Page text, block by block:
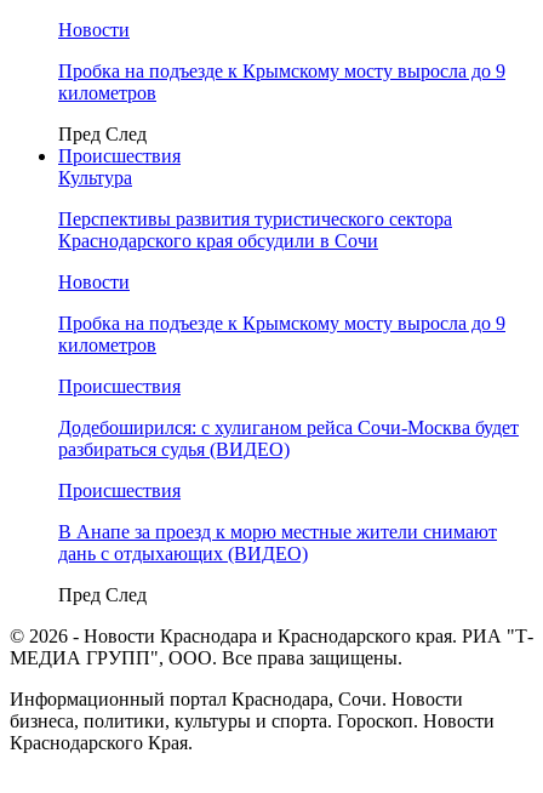
Новости
Пробка на подъезде к Крымскому мосту выросла до 9
километров
Пред След
Происшествия
Культура
Перспективы развития туристического сектора
Краснодарского края обсудили в Сочи
Новости
Пробка на подъезде к Крымскому мосту выросла до 9
километров
Происшествия
Додебоширился: с хулиганом рейса Сочи-Москва будет
разбираться судья (ВИДЕО)
Происшествия
В Анапе за проезд к морю местные жители снимают
дань с отдыхающих (ВИДЕО)
Пред След
© 2026 - Новости Краснодара и Краснодарского края. РИА "Т-
МЕДИА ГРУПП", ООО. Все права защищены.
Информационный портал Краснодара, Сочи. Новости
бизнеса, политики, культуры и спорта. Гороскоп. Новости
Краснодарского Края.